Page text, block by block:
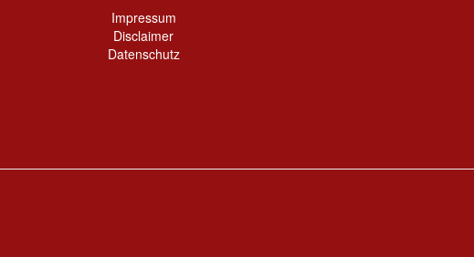
Impressum
Disclaimer
Datenschutz